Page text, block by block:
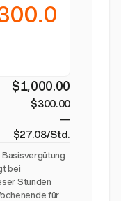
$1,000.00
$300.00
—
$27.08/Std.
bei
Stunden
für